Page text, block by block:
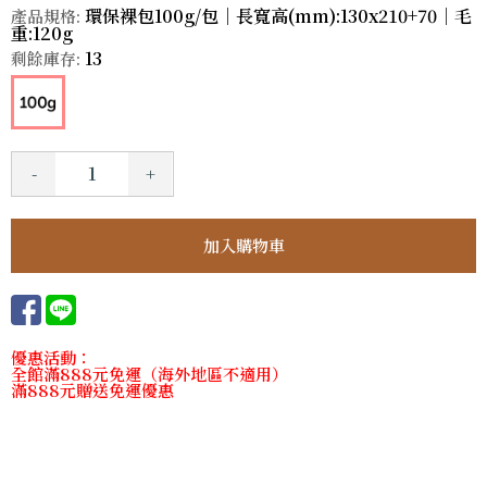
產品規格: 環保裸包100g/包｜長寬高(mm):130x210+70｜毛
重:120g
剩餘庫存: 13
- +
優惠活動：
全館滿888元免運（海外地區不適用）
滿888元贈送免運優惠